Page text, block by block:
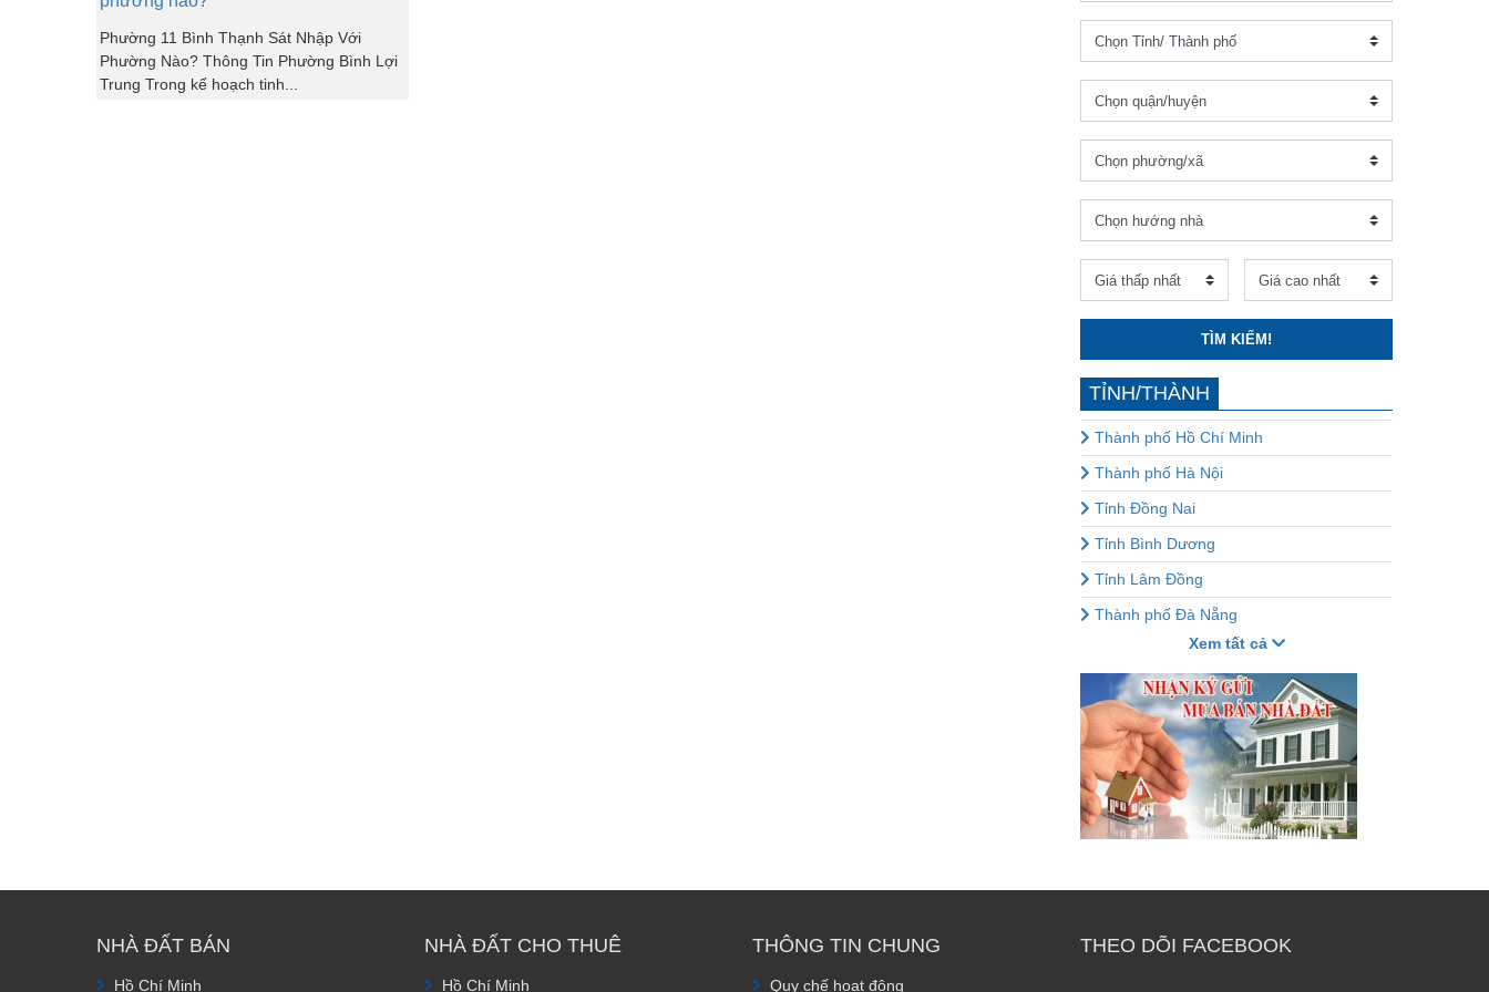
Phường 11 Bình Thạnh Sát Nhập Với
Phường Nào? Thông Tin Phường Bình Lợi
Trung Trong kế hoạch tinh...
TÌM KIẾM!
TỈNH/THÀNH
Thành phố Hồ Chí Minh
Thành phố Hà Nội
Tỉnh Đồng Nai
Tỉnh Bình Dương
Tỉnh Lâm Đồng
Thành phố Đà Nẵng
Xem tất cả
NHÀ ĐẤT BÁN
Hồ Chí Minh
NHÀ ĐẤT CHO THUÊ
Hồ Chí Minh
THÔNG TIN CHUNG
Quy chế hoạt động
THEO DÕI FACEBOOK